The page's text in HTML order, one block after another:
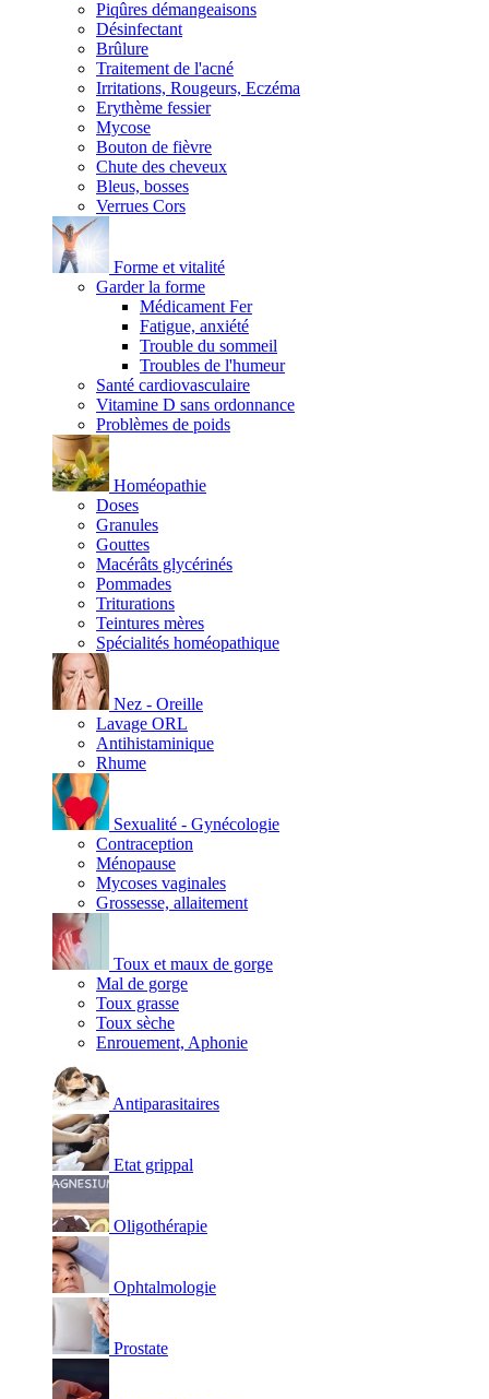
Piqûres démangeaisons
Désinfectant
Brûlure
Traitement de l'acné
Irritations, Rougeurs, Eczéma
Erythème fessier
Mycose
Bouton de fièvre
Chute des cheveux
Bleus, bosses
Verrues Cors
Forme et vitalité
Garder la forme
Médicament Fer
Fatigue, anxiété
Trouble du sommeil
Troubles de l'humeur
Santé cardiovasculaire
Vitamine D sans ordonnance
Problèmes de poids
Homéopathie
Doses
Granules
Gouttes
Macérâts glycérinés
Pommades
Triturations
Teintures mères
Spécialités homéopathique
Nez - Oreille
Lavage ORL
Antihistaminique
Rhume
Sexualité - Gynécologie
Contraception
Ménopause
Mycoses vaginales
Grossesse, allaitement
Toux et maux de gorge
Mal de gorge
Toux grasse
Toux sèche
Enrouement, Aphonie
Antiparasitaires
Etat grippal
Oligothérapie
Ophtalmologie
Prostate